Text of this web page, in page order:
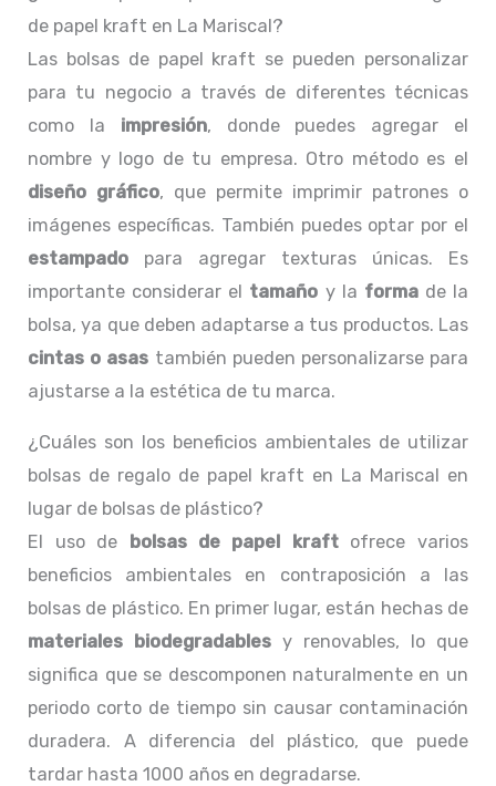
de papel kraft en La Mariscal?
Las bolsas de papel kraft se pueden personalizar
para tu negocio a través de diferentes técnicas
como la impresión, donde puedes agregar el
nombre y logo de tu empresa. Otro método es el
diseño gráfico, que permite imprimir patrones o
imágenes específicas. También puedes optar por el
estampado para agregar texturas únicas. Es
importante considerar el tamaño y la formade la
bolsa, ya que deben adaptarse a tus productos. Las
cintas o asas también pueden personalizarse para
ajustarse a la estética de tu marca.
¿Cuáles son los beneficios ambientales de utilizar
bolsas de regalo de papel kraft en La Mariscal en
lugar de bolsas de plástico?
El uso de bolsas de papel kraftofrece varios
beneficios ambientales en contraposición a las
bolsas de plástico. En primer lugar, están hechas de
materiales biodegradables y renovables, lo que
significa que se descomponen naturalmente en un
periodo corto de tiempo sin causar contaminación
duradera. A diferencia del plástico, que puede
tardar hasta 1000 años en degradarse.